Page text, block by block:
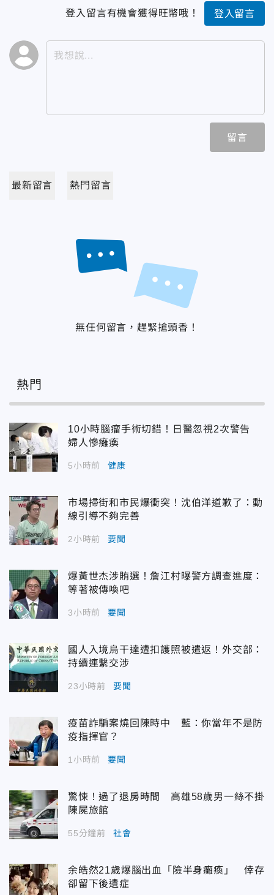
登入留言有機會獲得旺幣哦！ 登入留言
留言
最新留言 熱門留言
無任何留言，趕緊搶頭香！
熱門
10小時腦瘤手術切錯！日醫忽視2次警告
婦人慘癱瘓
5小時前 健康
市場掃街和市民爆衝突！沈伯洋道歉了：動
線引導不夠完善
2小時前 要聞
爆黃世杰涉賄選！詹江村曝警方調查進度：
等著被傳喚吧
3小時前 要聞
國人入境烏干達遭扣護照被遣返！外交部：
持續連繫交涉
23小時前 要聞
疫苗詐騙案燒回陳時中 藍：你當年不是防
疫指揮官？
1小時前 要聞
驚悚！過了退房時間 高雄58歲男一絲不掛
陳屍旅館
55分鐘前 社會
余皓然21歲爆腦出血「險半身癱瘓」 倖存
卻留下後遺症